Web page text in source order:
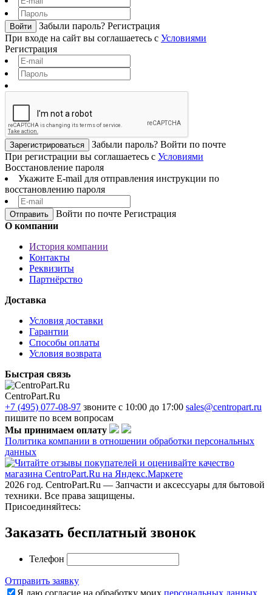
Войти Забыли пароль? Регистрация
При входе на сайт вы соглашаетесь с Условиями
Регистрация
Зарегистрироваться Забыли пароль? Войти по почте
При регистрации вы соглашаетесь с Условиями
Восстановление пароля
Укажите E-mail для отправления инструкции по
восстановлению пароля
Войти по почте Регистрация
О компании
История компании
Контакты
Реквизиты
Партнёрство
Доставка
Условия доставки
Гарантии
Способы оплаты
Условия возврата
Быстрая связь
CentroPart.Ru
+7 (495) 077-08-97 звоните с 10:00 до 17:00 sales@centropart.ru
пишите по всем вопросам
Мы принимаем оплату
Политика компании в отношении обработки персональных
данных
2026 год. CentroPart.Ru — Запчасти и аксессуары для бытовой
техники. Все права защищены.
Присоединяйтесь:
Заказать бесплатный звонок
Телефон
Отправить заявку
Я даю согласие на обработку моих персональных данных